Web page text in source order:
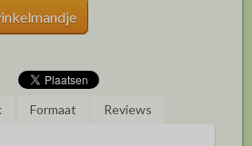
Formaat Reviews